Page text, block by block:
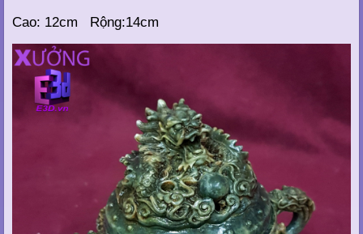
Cao: 12cm Rộng:14cm